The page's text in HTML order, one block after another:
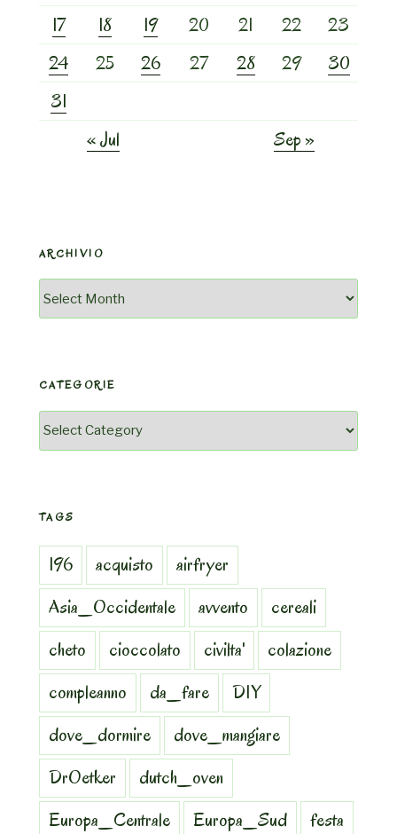
17
18 19 20 21 22
23
24
25 26 27 28 29
30
31
« Jul
Sep »
ARCHIVIO
Archivio
CATEGORIE
Categorie
TAGS
196 acquisto
airfryer
Asia_Occidentale
avvento
cereali
cheto
cioccolato civilta'
colazione
compleanno
da_fare
DIY
dove_dormire
dove_mangiare
DrOetker
dutch_oven
Europa_Centrale
Europa_Sud
festa